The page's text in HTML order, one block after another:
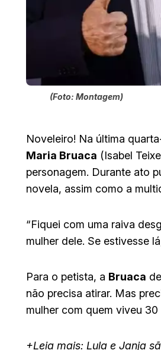
(Foto: Montagem)
Noveleiro! Na última
Maria Bruaca (Isabel
personagem. Durante ato
novela, assim como a
“Fiquei com uma raiva
mulher dele. Se estivesse
Para o petista, a Bruaca
não precisa atirar. Mas
mulher com quem viveu 30
+Leia mais: Lula e Janja